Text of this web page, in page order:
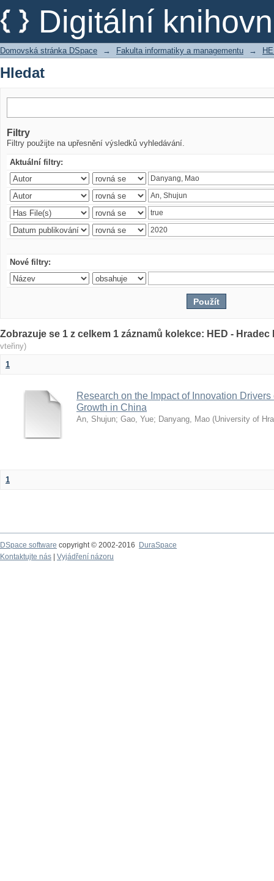
Digitální
Hledat
Domovská stránka DSpace → Fakulta informatiky a managementu →
Hledat
Filtry
Filtry použijte na upřesnění výsledků vyhledávání.
Aktuální filtry:
Nové filtry:
Zobrazuje se 1 z celkem 1 záznamů kolekce: HED -
vteřiny)
1
Research on the Impact of Innovation
Growth in China
An, Shujun; Gao, Yue; Danyang, Mao (University of
1
DSpace software copyright © 2002-2016
DuraSpace
Kontaktujte nás
Vyjádření názoru